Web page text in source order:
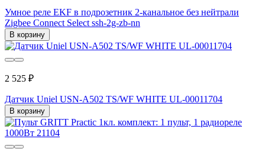
Умное реле EKF в подрозетник 2-канальное без нейтрали
Zigbee Connect Select ssh-2g-zb-nn
В корзину
2 525 ₽
Датчик Uniel USN-A502 TS/WF WHITE UL-00011704
В корзину